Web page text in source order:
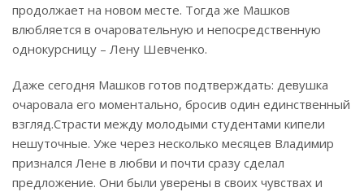
продолжает на новом месте. Тогда же Машков
влюбляется в очаровательную и непосредственную
однокурсницу – Лену Шевченко.
Даже сегодня Машков готов подтверждать: девушка
очаровала его моментально, бросив один единственный
взгляд.Страсти между молодыми студентами кипели
нешуточные. Уже через несколько месяцев Владимир
признался Лене в любви и почти сразу сделал
предложение. Они были уверены в своих чувствах и